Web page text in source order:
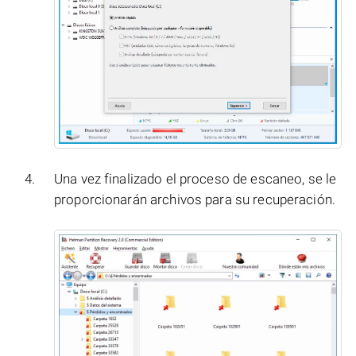
Una vez finalizado el proceso de escaneo, se le
proporcionarán archivos para su recuperación.